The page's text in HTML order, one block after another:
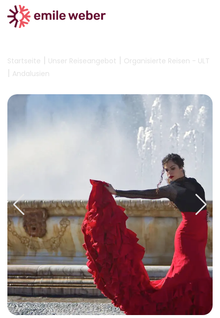
Startseite | Unser Reiseangebot | Organisierte Reisen - ULT
| Andalusien